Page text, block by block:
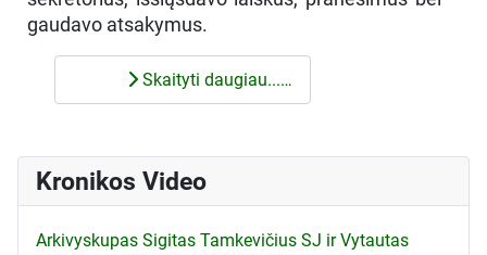
gaudavo atsakymus.
Skaityti daugiau...…
Kronikos Video
Arkivyskupas Sigitas Tamkevičius SJ ir Vytautas